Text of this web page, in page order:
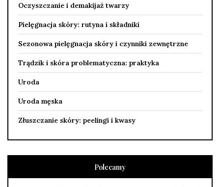
Oczyszczanie i demakijaż twarzy
Pielęgnacja skóry: rutyna i składniki
Sezonowa pielęgnacja skóry i czynniki zewnętrzne
Trądzik i skóra problematyczna: praktyka
Uroda
Uroda męska
Złuszczanie skóry: peelingi i kwasy
Polecamy